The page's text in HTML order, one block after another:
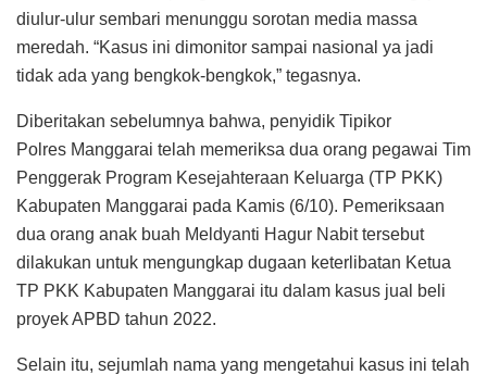
diulur-ulur sembari menunggu sorotan media massa
meredah. “Kasus ini dimonitor sampai nasional ya jadi
tidak ada yang bengkok-bengkok,” tegasnya.
Diberitakan sebelumnya bahwa, penyidik Tipikor
Polres Manggarai telah memeriksa dua orang pegawai Tim
Penggerak Program Kesejahteraan Keluarga (TP PKK)
Kabupaten Manggarai pada Kamis (6/10). Pemeriksaan
dua orang anak buah Meldyanti Hagur Nabit tersebut
dilakukan untuk mengungkap dugaan keterlibatan Ketua
TP PKK Kabupaten Manggarai itu dalam kasus jual beli
proyek APBD tahun 2022.
Selain itu, sejumlah nama yang mengetahui kasus ini telah